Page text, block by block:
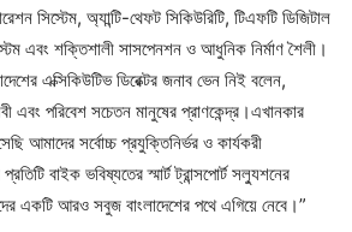
সিস্টেম, অ্যান্টি-থেফট সিকিউরিটি, টিএফটি ডিজিটাল
এবং শক্তিশালী সাসপেনশন ও আধুনিক নির্মাণ শৈলী।
এক্সিকিউটিভ ডিরেক্টর জনাব ভেন নিই বলেন,
এবং পরিবেশ সচেতন মানুষের প্রাণকেন্দ্র।এখানকার
আমাদের সর্বোচ্চ প্রযুক্তিনির্ভর ও কার্যকরী
বাইক ভবিষ্যতের স্মার্ট ট্রান্সপোর্ট সল্যুশনের
একটি আরও সবুজ বাংলাদেশের পথে এগিয়ে নেবে।”